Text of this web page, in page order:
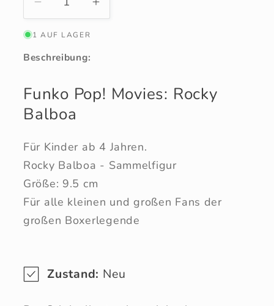
Verringere
Menge
für
Pop!
Movies:
Rocky
Erhöhe
Pop!
Movies:
1 AUF LAGER
Beschreibung:
Funko Pop! Movies: Rocky
Balboa
Für Kinder ab 4 Jahren.
Rocky Balboa - Sammelfigur
Größe: 9.5 cm
Für alle kleinen und großen Fans der
großen Boxerlegende
Zustand: Neu